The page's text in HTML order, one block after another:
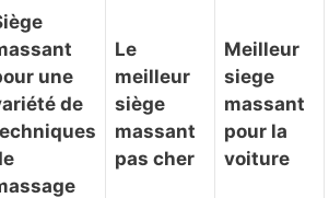
une
de
Le
meilleur
siège
massant
pas cher
Meilleur
siege
massant
pour la
voiture